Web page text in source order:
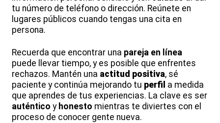
tu número de teléfono o dirección. Reúnete en
lugares públicos cuando tengas una cita en
persona.
Recuerda que encontrar una pareja en línea
puede llevar tiempo, y es posible que enfrentes
rechazos. Mantén una actitud positiva, sé
paciente y continúa mejorando tu perfil a medida
que aprendes de tus experiencias. La clave es ser
auténtico y honesto mientras te diviertes con el
proceso de conocer gente nueva.